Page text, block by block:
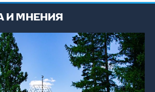
И МНЕНИЯ